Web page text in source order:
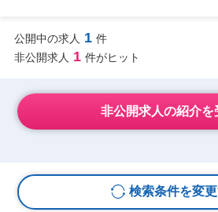
公開中の求人 1 件
非公開求人 1 件がヒット
非公開求人の紹介を
検索条件を変